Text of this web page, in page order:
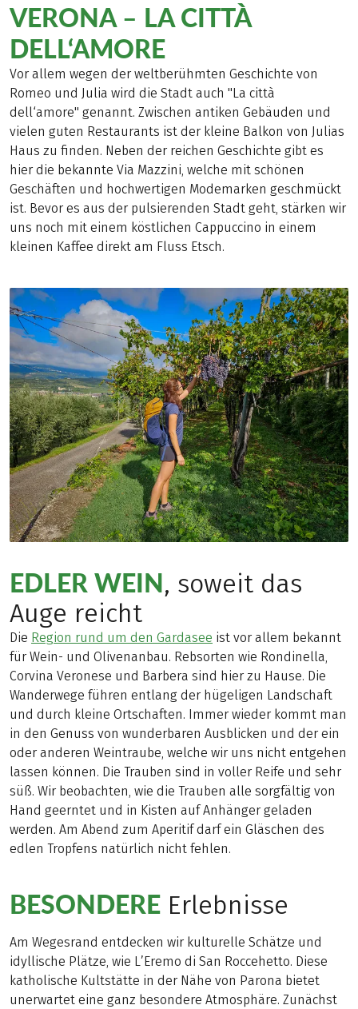
VERONA – LA CITTÀ
DELL‘AMORE
Vor allem wegen der weltberühmten Geschichte von
Romeo und Julia wird die Stadt auch "La città
dell‘amore" genannt. Zwischen antiken Gebäuden und
vielen guten Restaurants ist der kleine Balkon von Julias
Haus zu finden. Neben der reichen Geschichte gibt es
hier die bekannte Via Mazzini, welche mit schönen
Geschäften und hochwertigen Modemarken geschmückt
ist. Bevor es aus der pulsierenden Stadt geht, stärken wir
uns noch mit einem köstlichen Cappuccino in einem
kleinen Kaffee direkt am Fluss Etsch.
EDLER WEIN, soweit das
Auge reicht
Die Region rund um den Gardasee ist vor allem bekannt
für Wein- und Olivenanbau. Rebsorten wie Rondinella,
Corvina Veronese und Barbera sind hier zu Hause. Die
Wanderwege führen entlang der hügeligen Landschaft
und durch kleine Ortschaften. Immer wieder kommt man
in den Genuss von wunderbaren Ausblicken und der ein
oder anderen Weintraube, welche wir uns nicht entgehen
lassen können. Die Trauben sind in voller Reife und sehr
süß. Wir beobachten, wie die Trauben alle sorgfältig von
Hand geerntet und in Kisten auf Anhänger geladen
werden. Am Abend zum Aperitif darf ein Gläschen des
edlen Tropfens natürlich nicht fehlen.
BESONDERE Erlebnisse
Am Wegesrand entdecken wir kulturelle Schätze und
idyllische Plätze, wie L’Eremo di San Roccehetto. Diese
katholische Kultstätte in der Nähe von Parona bietet
unerwartet eine ganz besondere Atmosphäre. Zunächst